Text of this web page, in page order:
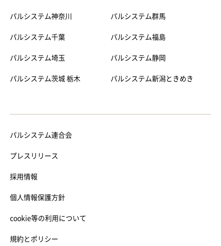
パルシステム神奈川
パルシステム千葉
パルシステム埼玉
パルシステム茨城 栃木
パルシステム群馬
パルシステム福島
パルシステム静岡
パルシステム新潟ときめき
パルシステム連合会
プレスリリース
採用情報
個人情報保護方針
cookie等の利用について
規約とポリシー